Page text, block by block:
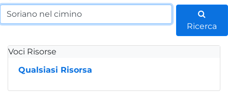
Ricerca
Voci Risorse
Qualsiasi Risorsa